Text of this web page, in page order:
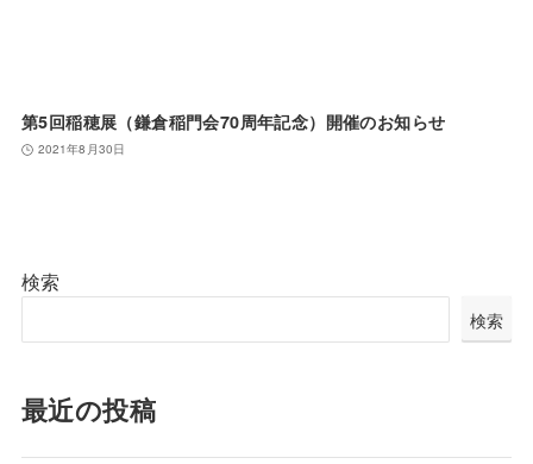
第5回稲穂展（鎌倉稲門会70周年記念）開催のお知らせ
2021年8月30日
検索
検索
最近の投稿